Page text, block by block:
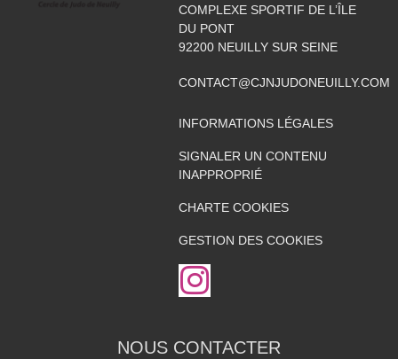
COMPLEXE SPORTIF DE L’ÎLE
DU PONT
92200 NEUILLY SUR SEINE
CONTACT@CJNJUDONEUILLY.COM
INFORMATIONS LÉGALES
SIGNALER UN CONTENU
INAPPROPRIÉ
CHARTE COOKIES
GESTION DES COOKIES
NOUS CONTACTER